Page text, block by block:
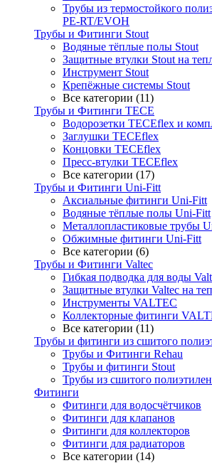
Трубы из термостойкого
PE-RT/EVOH
Трубы и Фитинги Stout
Водяные тёплые полы Stout
Защитные втулки Stout на
Инструмент Stout
Крепёжные системы Stout
Все категории (11)
Трубы и Фитинги TECE
Водорозетки TECEflex и
Заглушки TECEflex
Концовки TECEflex
Пресс-втулки TECEflex
Все категории (17)
Трубы и Фитинги Uni-Fitt
Аксиальные фитинги Uni-Fitt
Водяные тёплые полы Uni-Fitt
Металлопластиковые трубы
Обжимные фитинги Uni-Fitt
Все категории (6)
Трубы и Фитинги Valtec
Гибкая подводка для воды
Защитные втулки Valtec на
Инструменты VALTEC
Коллекторные фитинги
Все категории (11)
Трубы и фитинги из сшитого
Трубы и Фитинги Rehau
Трубы и фитинги Stout
Трубы из сшитого
Фитинги
Фитинги для водосчётчиков
Фитинги для клапанов
Фитинги для коллекторов
Фитинги для радиаторов
Все категории (14)